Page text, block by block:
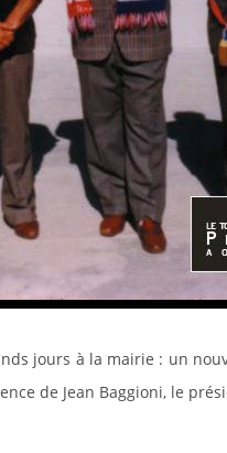
jours à la mairie : un
de Jean Baggioni, le